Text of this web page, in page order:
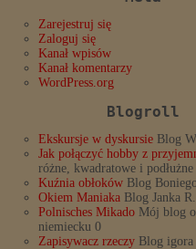
Zarejestruj się
Zaloguj się
Kanał wpisów
Kanał komentarzy
WordPress.org
Blogroll
Ekskursje w dyskursie Blog
Jak połączyć hobby z
różne, kwadratowe i podłużne
Kuźnia obłoków Blog
Okiem Maniaka Blog Janka
Polnisches Mikado Mój blog
niemiecku 0
Zapisywacz rzeczy Blog igora